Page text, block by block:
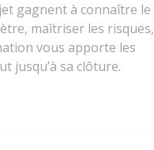
gagnent à connaître le
maîtriser les risques,
vous apporte les
jusqu’à sa clôture.